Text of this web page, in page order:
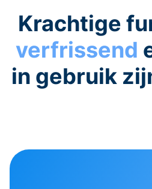
Krachtige
verfrissend
in gebruik